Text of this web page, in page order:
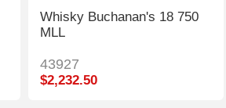
Whisky Buchanan's 18 750
MLL
43927
$2,232.50